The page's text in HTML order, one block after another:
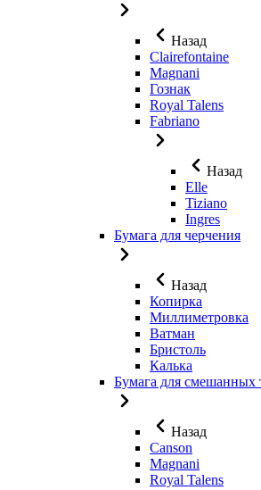
Назад
Clairefontaine
Magnani
Гознак
Royal Talens
Fabriano
Назад
Elle
Tiziano
Ingres
Бумага для черчения
Назад
Копирка
Миллиметровка
Ватман
Бристоль
Калька
Бумага для смешанных
Назад
Canson
Magnani
Royal Talens